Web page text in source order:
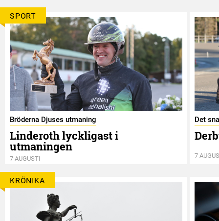
SPORT
Bröderna Djuses utmaning
Linderoth lyckligast i
utmaningen
7 AUGUSTI
Det
7
KRÖNIKA